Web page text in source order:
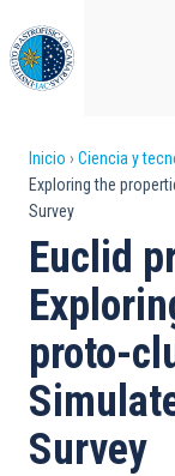
al
contenido
principal
enlaces
de
ayuda
a
la
Inicio Ciencia y
Exploring the
Survey
Euclid
proto-
Survey